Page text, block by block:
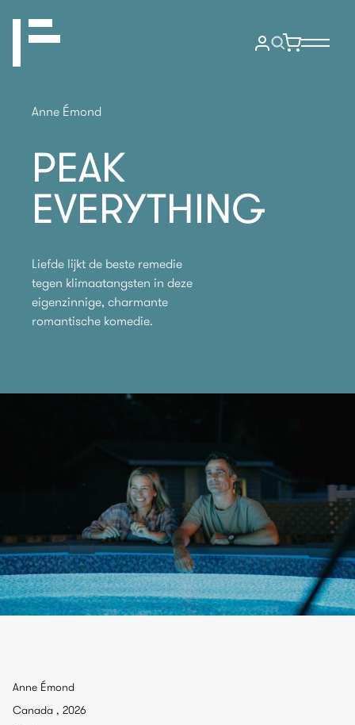
Anne Émond
PEAK
EVERYTHING
Liefde lijkt de beste remedie
tegen klimaatangsten in deze
eigenzinnige, charmante
romantische komedie.
Anne Émond
Canada , 2026